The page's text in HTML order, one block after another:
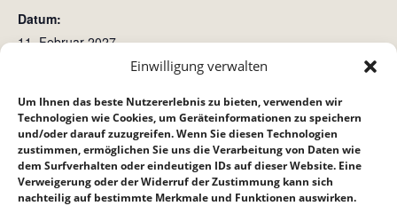
Einwilligung verwalten
Um Ihnen das beste Nutzererlebnis zu bieten, verwenden wir
Technologien wie Cookies, um Geräteinformationen zu speichern
und/oder darauf zuzugreifen. Wenn Sie diesen Technologien
zustimmen, ermöglichen Sie uns die Verarbeitung von Daten wie
dem Surfverhalten oder eindeutigen IDs auf dieser Website. Eine
Verweigerung oder der Widerruf der Zustimmung kann sich
nachteilig auf bestimmte Merkmale und Funktionen auswirken.
Datum:
11. Februar 2027
Hauskreis bei Reppich´s Crossroad (Crossis)